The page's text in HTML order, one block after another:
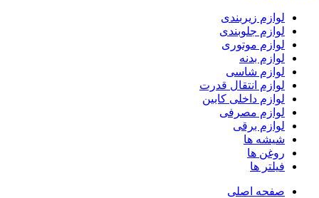
لوازم زیربندی
لوازم جلوبندی
لوازم موتوری
لوازم بدنه
لوازم شاسی
لوازم انتقال قدرت
لوازم داخلی کابین
لوازم مصرفی
لوازم برقی
شیشه ها
روغن ها
فیلتر ها
صفحه اصلی